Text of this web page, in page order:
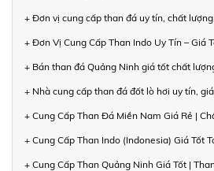
+ Đơn vị cung cấp than đá uy tín, chất
+ Đơn Vị Cung Cấp Than Indo Uy Tín – Giá
+ Bán than đá Quảng Ninh giá tốt chất
+ Nhà cung cấp than đá đốt lò hơi uy tín,
+ Cung Cấp Than Đá Miền Nam Giá Rẻ |
+ Cung Cấp Than Indo (Indonesia) Giá Tốt
+ Cung Cấp Than Quảng Ninh Giá Tốt |